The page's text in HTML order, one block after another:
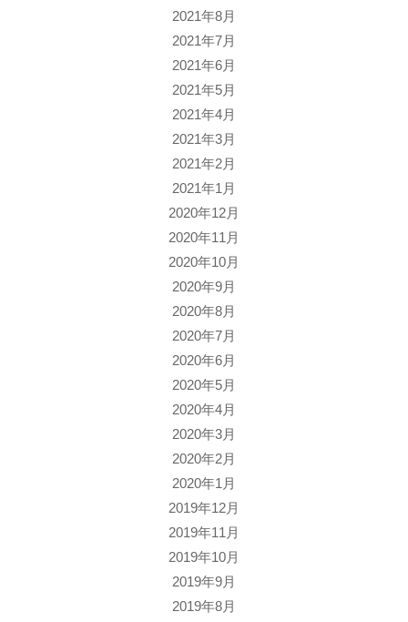
2021年8月
2021年7月
2021年6月
2021年5月
2021年4月
2021年3月
2021年2月
2021年1月
2020年12月
2020年11月
2020年10月
2020年9月
2020年8月
2020年7月
2020年6月
2020年5月
2020年4月
2020年3月
2020年2月
2020年1月
2019年12月
2019年11月
2019年10月
2019年9月
2019年8月